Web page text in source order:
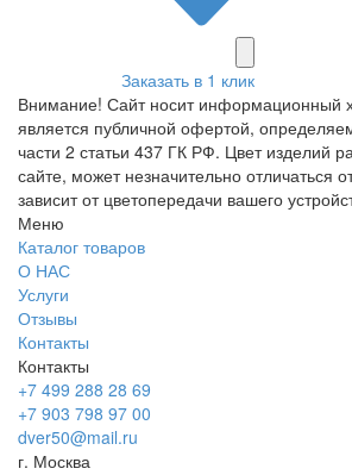
Заказать в 1 клик
Внимание! Сайт носит информационный
является публичной офертой,
части 2 статьи 437 ГК РФ. Цвет изделий
сайте, может незначительно отличаться
зависит от цветопередачи вашего
Меню
Каталог товаров
О НАС
Услуги
Отзывы
Контакты
Контакты
+7 499 288 28 69
+7 903 798 97 00
dver50@mail.ru
г. Москва